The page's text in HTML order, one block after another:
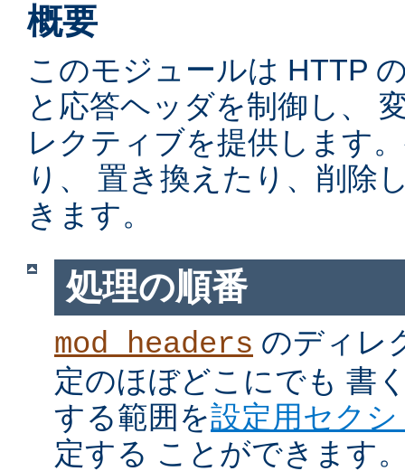
概要
このモジュールは HTTP
と応答ヘッダを制御し、
レクティブを提供します
り、 置き換えたり、削除
きます。
処理の順番
mod_headers のディレ
定のほぼどこにでも 書
する範囲を設定用セク
定する ことができます